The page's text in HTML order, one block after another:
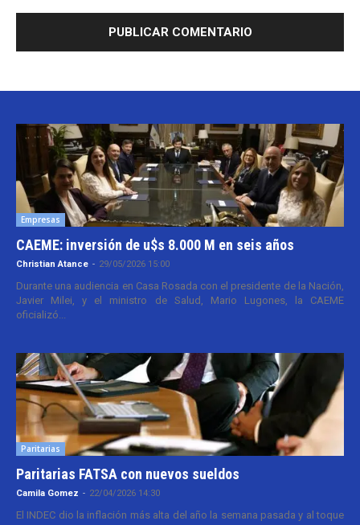
Empresas
CAEME: inversión de u$s 8.000 M en seis años
Christian Atance - 29/05/2026 15:00
Durante una audiencia en Casa Rosada con el presidente de la Nación,
Javier Milei, y el ministro de Salud, Mario Lugones, la CAEME
oficializó...
Paritarias
Paritarias FATSA con nuevos sueldos
Camila Gomez - 22/04/2026 14:30
El INDEC dio la inflación más alta del año la semana pasada y al toque